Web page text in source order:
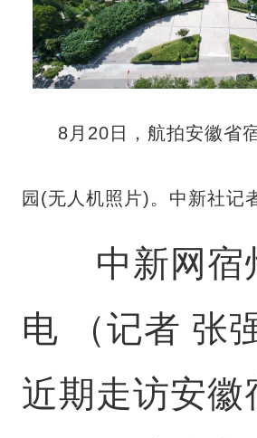
8月20日，航拍安徽省
园(无人机照片)。中新社记
中新网宿
电 （记者 张
近期走访安徽